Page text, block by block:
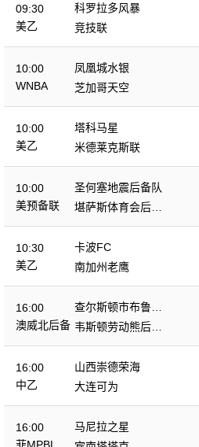
09:30
美乙
科罗拉多风暴
竞技联
10:00
WNBA
凤凰城水银
芝加哥天空
10:00
美乙
塔科马星
米德莱克斯联
10:00
美预备联
圣何塞地震后备队
堪萨斯体育会后备
队
10:30
美乙
卡波FC
南加州老鹰
16:00
澳威北后备
查尔斯顿市布鲁斯
后备队
韦斯顿劳动熊后备
队
16:00
中乙
山西崇德荣海
大连可为
16:00
马尼拉之星